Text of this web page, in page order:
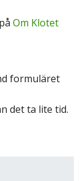
Om Klotet
formuläret
det ta lite tid.